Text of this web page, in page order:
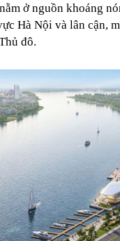
ở nguồn khoáng
Hà Nội và lân cận,
đô.